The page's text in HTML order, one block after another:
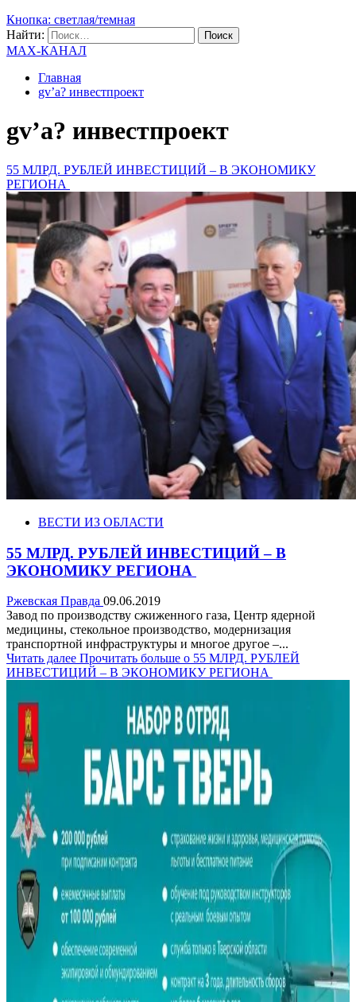
Кнопка: светлая/темная
Найти:
MAX-КАНАЛ
Главная
gv’a? инвестпроект
gv’a? инвестпроект
55 МЛРД. РУБЛЕЙ ИНВЕСТИЦИЙ – В ЭКОНОМИКУ
РЕГИОНА
ВЕСТИ ИЗ ОБЛАСТИ
55 МЛРД. РУБЛЕЙ ИНВЕСТИЦИЙ – В
ЭКОНОМИКУ РЕГИОНА
Ржевская Правда 09.06.2019
Завод по производству сжиженного газа, Центр ядерной
медицины, стекольное производство, модернизация
транспортной инфраструктуры и многое другое –...
Читать далее Прочитать больше о 55 МЛРД. РУБЛЕЙ
ИНВЕСТИЦИЙ – В ЭКОНОМИКУ РЕГИОНА